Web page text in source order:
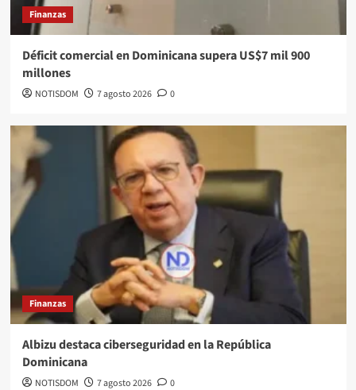
Finanzas
Déficit comercial en Dominicana supera US$7 mil 900
millones
NOTISDOM 7 agosto 2026 0
Finanzas
Albizu destaca ciberseguridad en la República
Dominicana
NOTISDOM 7 agosto 2026 0